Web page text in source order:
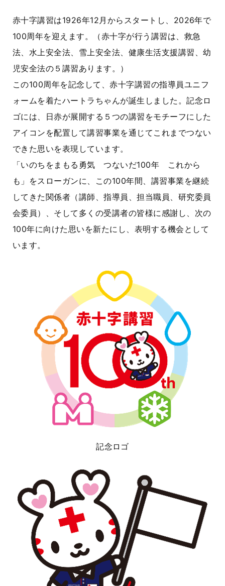
赤十字講習は1926年12月からスタートし、2026年で
100周年を迎えます。（赤十字が行う講習は、救急
法、水上安全法、雪上安全法、健康生活支援講習、幼
児安全法の５講習あります。）
この100周年を記念して、赤十字講習の指導員ユニフ
ォームを着たハートラちゃんが誕生しました。記念ロ
ゴには、日赤が展開する５つの講習をモチーフにした
アイコンを配置して講習事業を通じてこれまでつない
できた思いを表現しています。
「いのちをまもる勇気 つないだ100年 これから
も」をスローガンに、この100年間、講習事業を継続
してきた関係者（講師、指導員、担当職員、研究委員
会委員）、そして多くの受講者の皆様に感謝し、次の
100年に向けた思いを新たにし、表明する機会として
います。
記念ロゴ